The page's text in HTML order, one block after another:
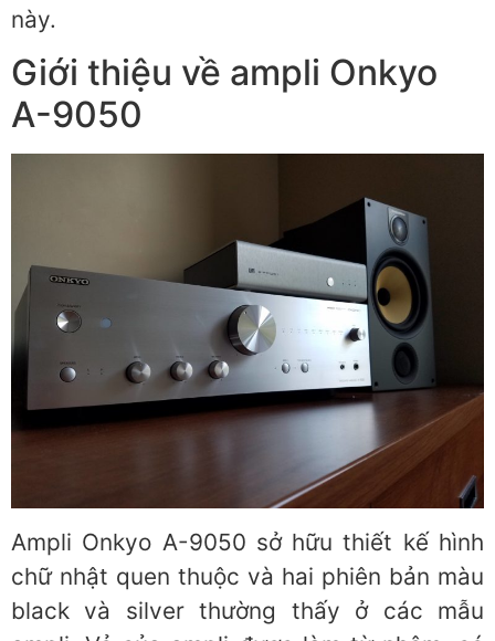
này.
Giới thiệu về ampli Onkyo
A-9050
Ampli Onkyo A-9050 sở hữu thiết kế hình
chữ nhật quen thuộc và hai phiên bản màu
black và silver thường thấy ở các mẫu